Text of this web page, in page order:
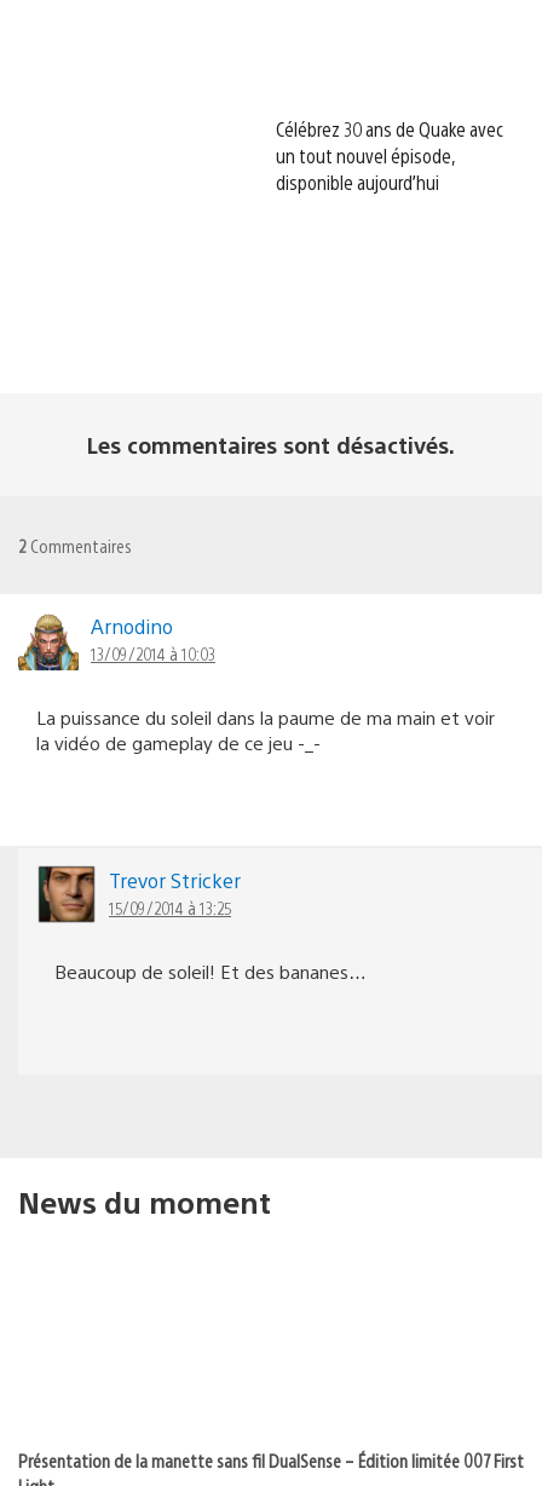
Célébrez 30 ans de Quake avec
un tout nouvel épisode,
disponible aujourd’hui
Les commentaires sont désactivés.
2 Commentaires
Arnodino
13/09/2014 à 10:03
La puissance du soleil dans la paume de ma main et voir
la vidéo de gameplay de ce jeu -_-
Trevor Stricker
15/09/2014 à 13:25
Beaucoup de soleil! Et des bananes…
News du moment
Présentation de la manette sans fil DualSense – Édition limitée 007 First